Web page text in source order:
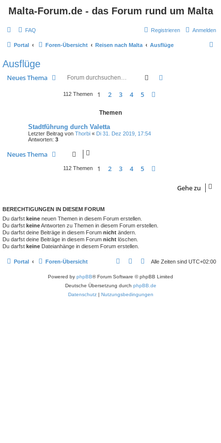
Malta-Forum.de - das Forum rund um Malta
FAQ Anmelden
Registrieren
Portal Foren-Übersicht Reisen nach Malta Ausflüge
Ausflüge
Neues Thema Suche
112 Themen 1 2 3 4 5
Themen
Stadtführung durch Valetta
Letzter Beitrag von Thorbi « Di 31. Dez 2019, 17:54
Antworten: 3
Neues Thema
112 Themen 1 2 3 4 5
Gehe zu
BERECHTIGUNGEN IN DIESEM FORUM
Du darfst keine neuen Themen in diesem Forum erstellen.
Du darfst keineAntworten zu Themen in diesem Forum erstellen.
Du darfst deine Beiträge in diesem Forum nicht ändern.
Du darfst deine Beiträge in diesem Forum nicht löschen.
Du darfst keine Dateianhänge in diesem Forum erstellen.
Portal Foren-Übersicht Alle Zeiten sind UTC+02:00
Powered by phpBB® Forum Software © phpBB Limited
Deutsche Übersetzung durch phpBB.de
Datenschutz| Nutzungsbedingungen